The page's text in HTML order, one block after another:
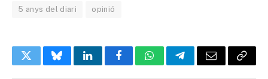
5 anys del diari opinió
TwitterBlueskyLinkedInFacebookWhatsAppTelegramEmail Copy